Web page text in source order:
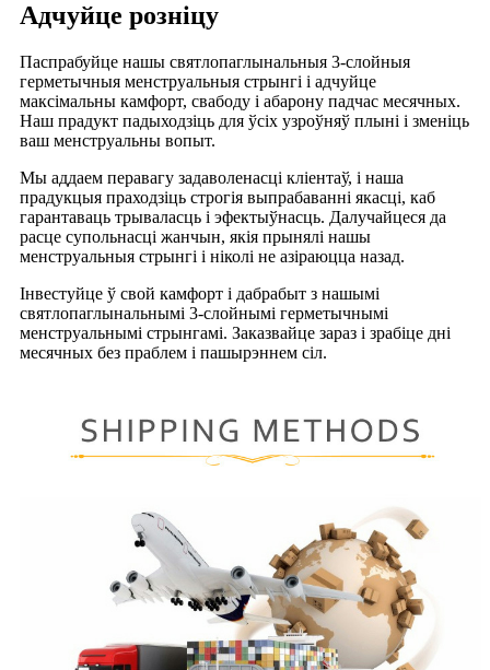
Адчуйце розніцу
Паспрабуйце нашы святлопаглынальныя 3-слойныя
герметычныя менструальныя стрынгі і адчуйце
максімальны камфорт, свабоду і абарону падчас месячных.
Наш прадукт падыходзіць для ўсіх узроўняў плыні і зменіць
ваш менструальны вопыт.
Мы аддаем перавагу задаволенасці кліентаў, і наша
прадукцыя праходзіць строгія выпрабаванні якасці, каб
гарантаваць трываласць і эфектыўнасць. Далучайцеся да
расце супольнасці жанчын, якія прынялі нашы
менструальныя стрынгі і ніколі не азіраюцца назад.
Інвестуйце ў свой камфорт і дабрабыт з нашымі
святлопаглынальнымі 3-слойнымі герметычнымі
менструальнымі стрынгамі. Заказвайце зараз і зрабіце дні
месячных без праблем і пашырэннем сіл.